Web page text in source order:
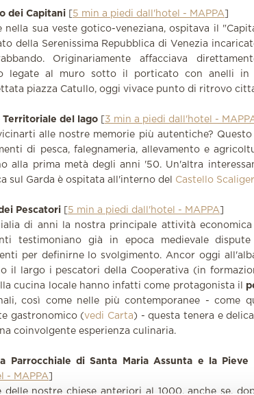
dei Capitani 5 min a piedi dall'hotel - MAPPA
nella sua veste gotico-veneziana, ospitava il
della Serenissima Repubblica di Venezia
Originariamente affacciava
legate al muro sotto il porticato con anelli in
piazza Catullo, oggi vivace punto di ritrovo
Territoriale del lago 3 min a piedi dall'hotel -
alle nostre memorie più autentiche?
di pesca, falegnameria, allevamento e
alla prima metà degli anni '50. Un'altra
sul Garda è ospitata all'interno del Castello
Pescatori 5 min a piedi dall'hotel - MAPPA
di anni la nostra principale attività
testimoniano già in epoca medievale
per definirne lo svolgimento. Ancor oggi
il largo i pescatori della Cooperativa (in
cucina locale hanno infatti come protagonista il
così come nelle più contemporanee - come
gastronomico (vedi Carta) - questa tenera e
coinvolgente esperienza culinaria.
Parrocchiale di Santa Maria Assunta e la Pieve
- MAPPA
delle nostre chiese anteriori al 1000, anche se,